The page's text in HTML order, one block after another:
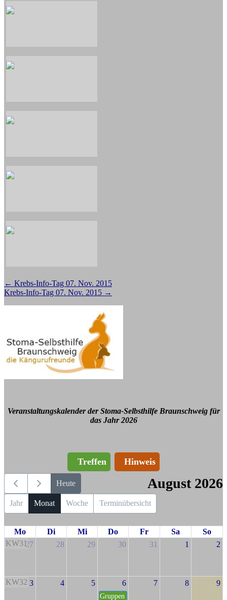
Beitragsnavigation
← Krebs-Info-Tag 07. Nov. 2015
Krebs-Info-Tag 07. Nov. 2015 →
Veranstaltungskalender der Stoma-Selbsthilfe Braunschweig für
das Jahr 2026
Treffen Hinweis
Heute August 2026
Jahr Monat Woche Terminübersicht
Mo Di Mi Do Fr Sa
So
KW3127 28 29 30 31 1 2
KW32 3 4 5 6
Gruppen
7 8 9